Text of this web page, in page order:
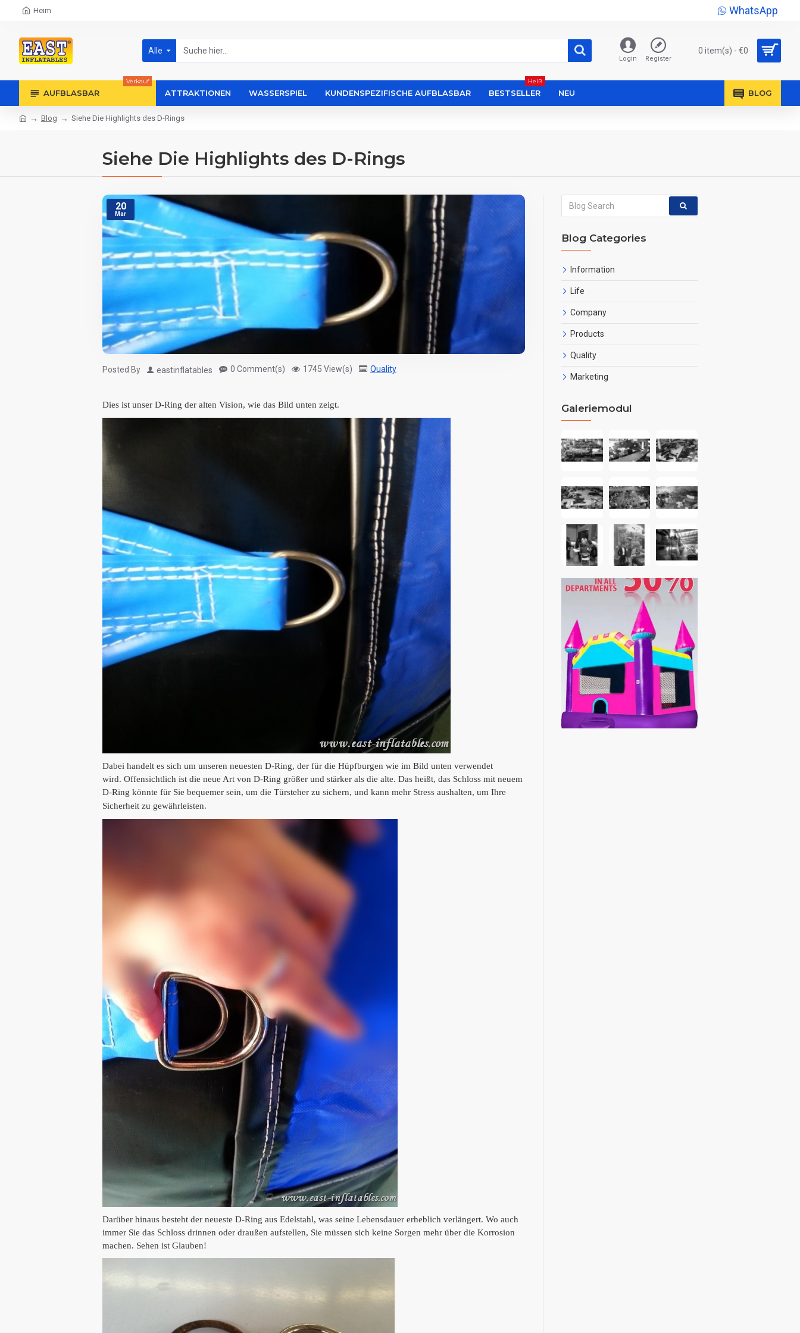
Heim WhatsApp
Alle
Login Register
0 item(s) - €0
AUFBLASBAR
Verkauf
ATTRAKTIONEN WASSERSPIEL KUNDENSPEZIFISCHE AUFBLASBAR BESTSELLER
Heiß
NEU BLOG
Blog Siehe Die Highlights des D-Rings
Siehe Die Highlights des D-Rings
20
Mar
Posted By eastinflatables 0 Comment(s) 1745 View(s) Quality
Dies ist unser D-Ring der alten Vision, wie das Bild unten zeigt.
Dabei handelt es sich um unseren neuesten D-Ring, der für die Hüpfburgen wie im Bild unten verwendet
wird. Offensichtlich ist die neue Art von D-Ring größer und stärker als die alte. Das heißt, das Schloss mit neuem
D-Ring könnte für Sie bequemer sein, um die Türsteher zu sichern, und kann mehr Stress aushalten, um Ihre
Sicherheit zu gewährleisten.
Darüber hinaus besteht der neueste D-Ring aus Edelstahl, was seine Lebensdauer erheblich verlängert. Wo auch
immer Sie das Schloss drinnen oder draußen aufstellen, Sie müssen sich keine Sorgen mehr über die Korrosion
machen. Sehen ist Glauben!
Blog Categories
Information
Life
Company
Products
Quality
Marketing
Galeriemodul